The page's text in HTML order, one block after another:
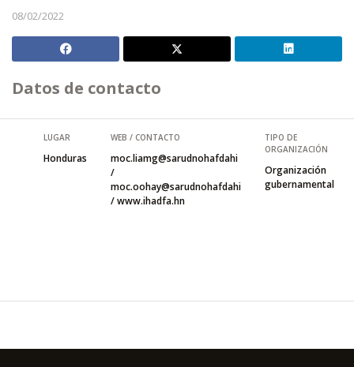
08/02/2022
Datos de contacto
LUGAR
Honduras
WEB / CONTACTO
moc.liamg@sarudnohafdahi
/
moc.oohay@sarudnohafdahi
/ www.ihadfa.hn
TIPO DE
ORGANIZACIÓN
Organización
gubernamental